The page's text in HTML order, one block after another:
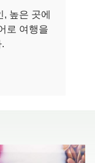
높은 곳에
로 여행을